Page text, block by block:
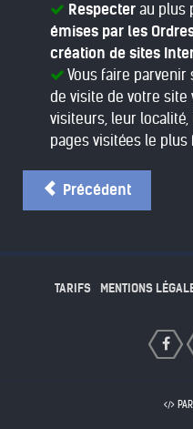
Respecter au plus
émises par les
création de sites
Vous faire
de visite de votre
visiteurs, leur
pages visitées le
Précédent
TARIFS MENTIONS